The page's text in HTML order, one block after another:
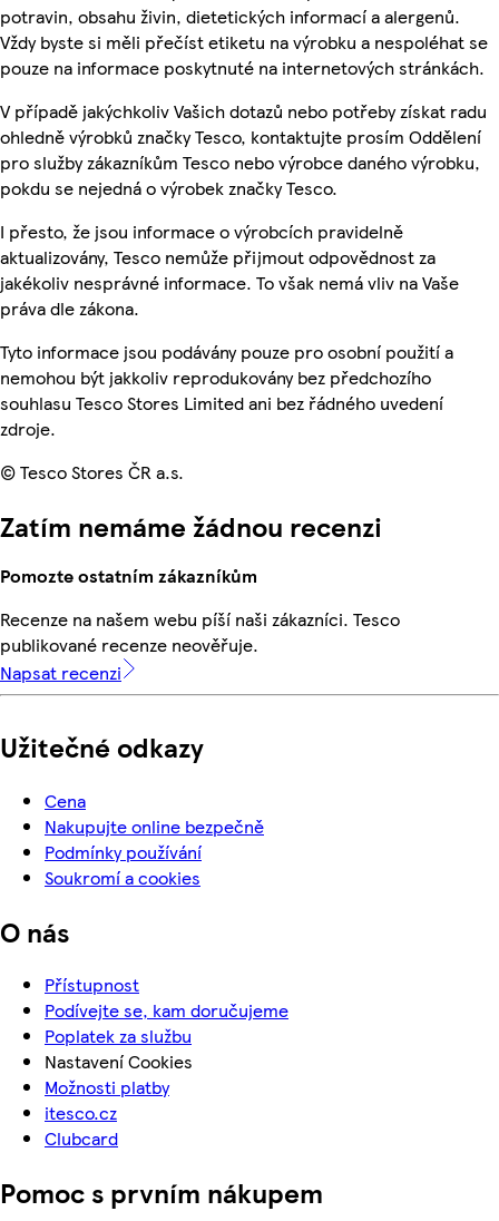
potravin, obsahu živin, dietetických informací a alergenů.
Vždy byste si měli přečíst etiketu na výrobku a nespoléhat se
pouze na informace poskytnuté na internetových stránkách.
V případě jakýchkoliv Vašich dotazů nebo potřeby získat radu
ohledně výrobků značky Tesco, kontaktujte prosím Oddělení
pro služby zákazníkům Tesco nebo výrobce daného výrobku,
pokdu se nejedná o výrobek značky Tesco.
I přesto, že jsou informace o výrobcích pravidelně
aktualizovány, Tesco nemůže přijmout odpovědnost za
jakékoliv nesprávné informace. To však nemá vliv na Vaše
práva dle zákona.
Tyto informace jsou podávány pouze pro osobní použití a
nemohou být jakkoliv reprodukovány bez předchozího
souhlasu Tesco Stores Limited ani bez řádného uvedení
zdroje.
© Tesco Stores ČR a.s.
Zatím nemáme žádnou recenzi
Pomozte ostatním zákazníkům
Recenze na našem webu píší naši zákazníci. Tesco
publikované recenze neověřuje.
Napsat recenzi
Užitečné odkazy
Cena
Nakupujte online bezpečně
Podmínky používání
Soukromí a cookies
O nás
Přístupnost
Podívejte se, kam doručujeme
Poplatek za službu
Nastavení Cookies
Možnosti platby
itesco.cz
Clubcard
Pomoc s prvním nákupem